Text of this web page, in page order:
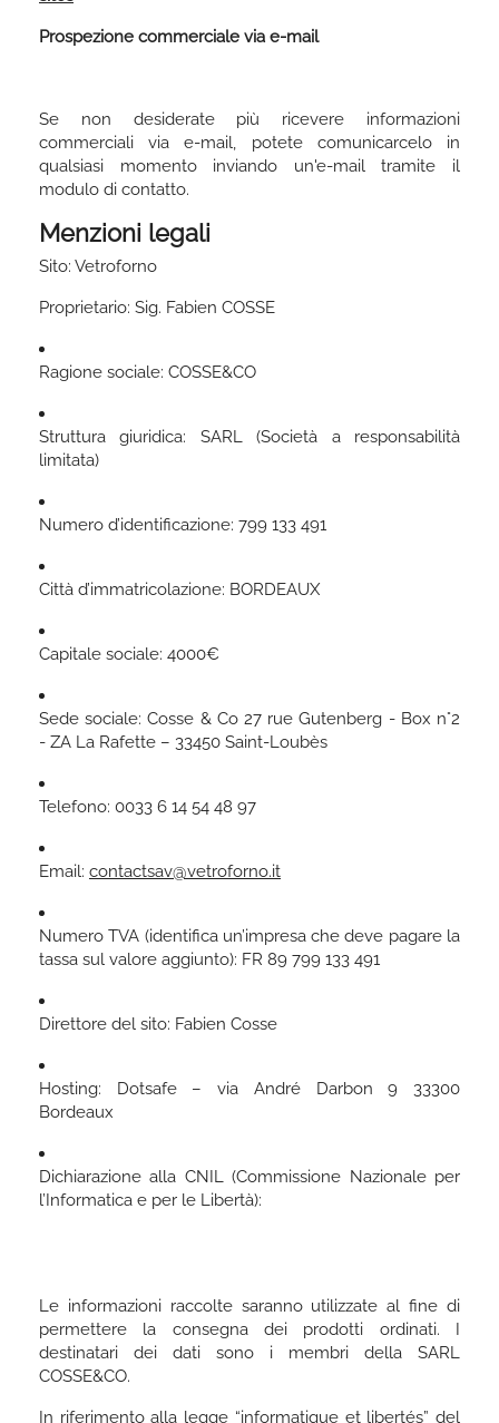
Prospezione commerciale via e-mail
Se non desiderate più ricevere informazioni
commerciali via e-mail, potete comunicarcelo in
qualsiasi momento inviando un'e-mail tramite il
modulo di contatto.
Menzioni legali
Sito: Vetroforno
Proprietario: Sig. Fabien COSSE
Ragione sociale: COSSE&CO
Struttura giuridica: SARL (Società a responsabilità
limitata)
Numero d’identificazione: 799 133 491
Città d’immatricolazione: BORDEAUX
Capitale sociale: 4000€
Sede sociale: Cosse & Co 27 rue Gutenberg - Box n°2
- ZA La Rafette – 33450 Saint-Loubès
Telefono: 0033 6 14 54 48 97
Email: contactsav@vetroforno.it
Numero TVA (identifica un’impresa che deve pagare la
tassa sul valore aggiunto): FR 89 799 133 491
Direttore del sito: Fabien Cosse
Hosting: Dotsafe – via André Darbon 9 33300
Bordeaux
Dichiarazione alla CNIL (Commissione Nazionale per
l’Informatica e per le Libertà):
Le informazioni raccolte saranno utilizzate al fine di
permettere la consegna dei prodotti ordinati. I
destinatari dei dati sono i membri della SARL
COSSE&CO.
In riferimento alla legge “informatique et libertés” del